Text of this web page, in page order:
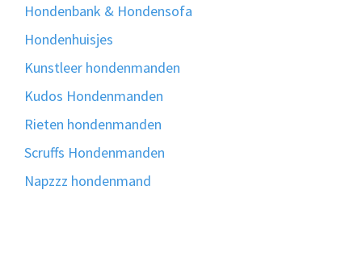
Hondenbank & Hondensofa
Hondenhuisjes
Kunstleer hondenmanden
Kudos Hondenmanden
Rieten hondenmanden
Scruffs Hondenmanden
Napzzz hondenmand